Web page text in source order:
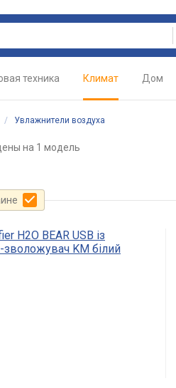
техника Климат Дом
/ Увлажнители воздуха
на 1 модель
H2O BEAR USB із
KM білий